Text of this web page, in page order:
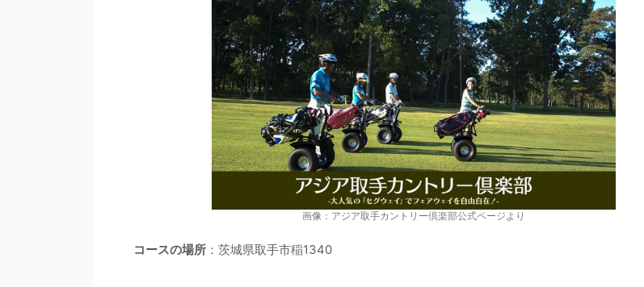
画像：アジア取手カントリー倶楽部公式ページより
コースの場所 ：茨城県取手市稲1340